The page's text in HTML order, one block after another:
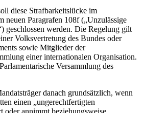
diese Strafbarkeitslücke im
neuen Paragrafen 108f („Unzulässige
geschlossen werden. Die Regelung gilt
Volksvertretung des Bundes oder
sowie Mitglieder der
einer internationalen Organisation.
Versammlung des
danach grundsätzlich, wenn
einen „ungerechtfertigten